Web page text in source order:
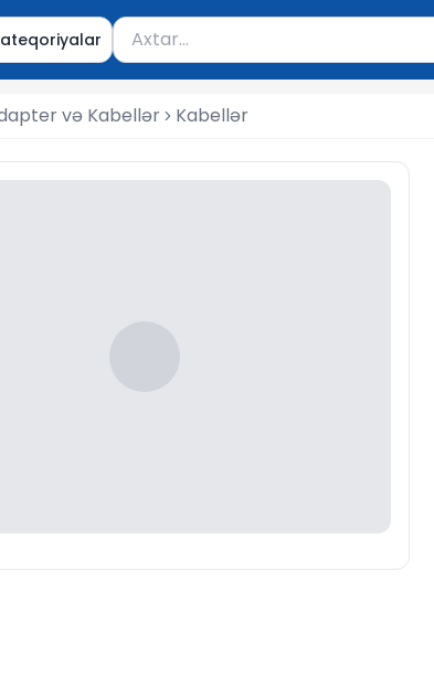
Məhsul axtar
Axtarış üçün ən azı 2 simvol yazın.
və Kabellər Kabellər